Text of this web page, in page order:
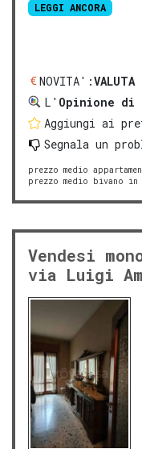
LEGGI ANCORA
NOVITA':
L' Opinione di
Aggiungi ai
Segnala un
prezzo medio
prezzo medio bivano in
Vendesi
via Luigi